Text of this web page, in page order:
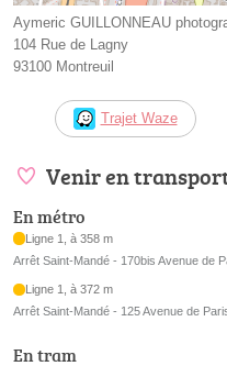
Aymeric GUILLONNEAU
104 Rue de Lagny
93100 Montreuil
Trajet Waze
Venir en
En métro
Ligne 1, à 358 m
Arrêt Saint-Mandé - 170bis Avenue de
Ligne 1, à 372 m
Arrêt Saint-Mandé - 125 Avenue de
En tram